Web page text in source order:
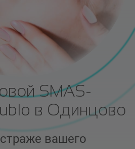
SMAS-
в Одинцово
вашего